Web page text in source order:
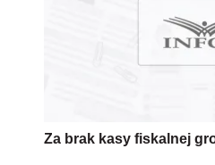
Za brak kasy fiskalnej